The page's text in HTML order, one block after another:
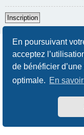
En poursuivant
acceptez
de bénéficier
optimale. En
Inscription
Développé par